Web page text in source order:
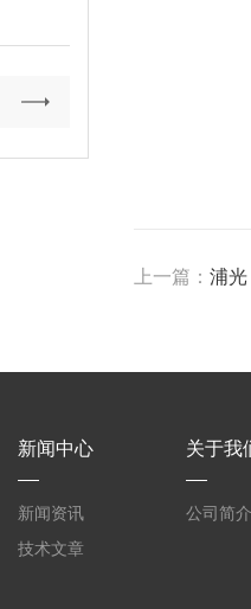
上一篇：浦
新闻中心
新闻资讯
技术文章
关于我
公司简介